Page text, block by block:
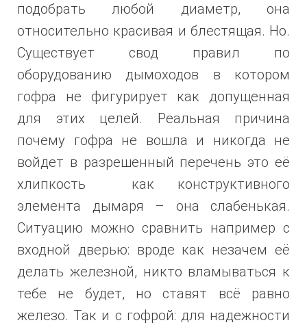
подобрать любой диаметр, она
относительно красивая и блестящая. Но.
Существует свод правил по
оборудованию дымоходов в котором
гофра не фигурирует как допущенная
для этих целей. Реальная причина
почему гофра не вошла и никогда не
войдет в разрешенный перечень это её
хлипкость как конструктивного
элемента дымаря – она слабенькая.
Ситуацию можно сравнить например с
входной дверью: вроде как незачем её
делать железной, никто вламываться к
тебе не будет, но ставят всё равно
железо. Так и с гофрой: для надежности